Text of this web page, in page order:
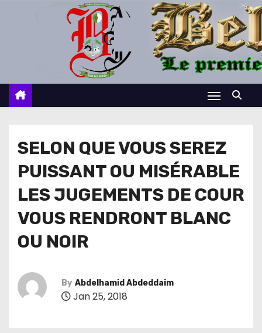
c
SELON QUE VOUS SEREZ
PUISSANT OU MISÉRABLE
LES JUGEMENTS DE COUR
VOUS RENDRONT BLANC
OU NOIR
By Abdelhamid Abdeddaim
Jan 25, 2018